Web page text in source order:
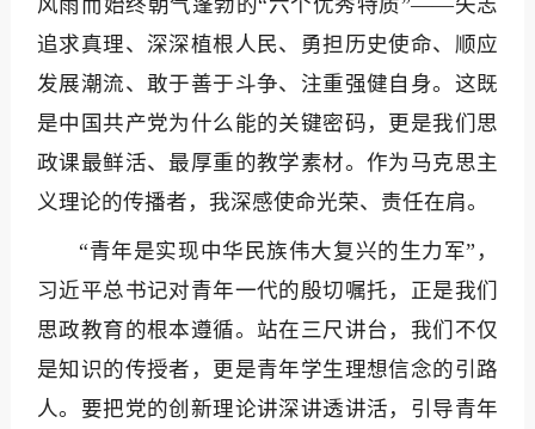
风雨而始终朝气蓬勃的“六个优秀特质”——矢志
追求真理、深深植根人民、勇担历史使命、顺应
发展潮流、敢于善于斗争、注重强健自身。这既
是中国共产党为什么能的关键密码，更是我们思
政课最鲜活、最厚重的教学素材。作为马克思主
义理论的传播者，我深感使命光荣、责任在肩。
“青年是实现中华民族伟大复兴的生力军”，
习近平总书记对青年一代的殷切嘱托，正是我们
思政教育的根本遵循。站在三尺讲台，我们不仅
是知识的传授者，更是青年学生理想信念的引路
人。要把党的创新理论讲深讲透讲活，引导青年